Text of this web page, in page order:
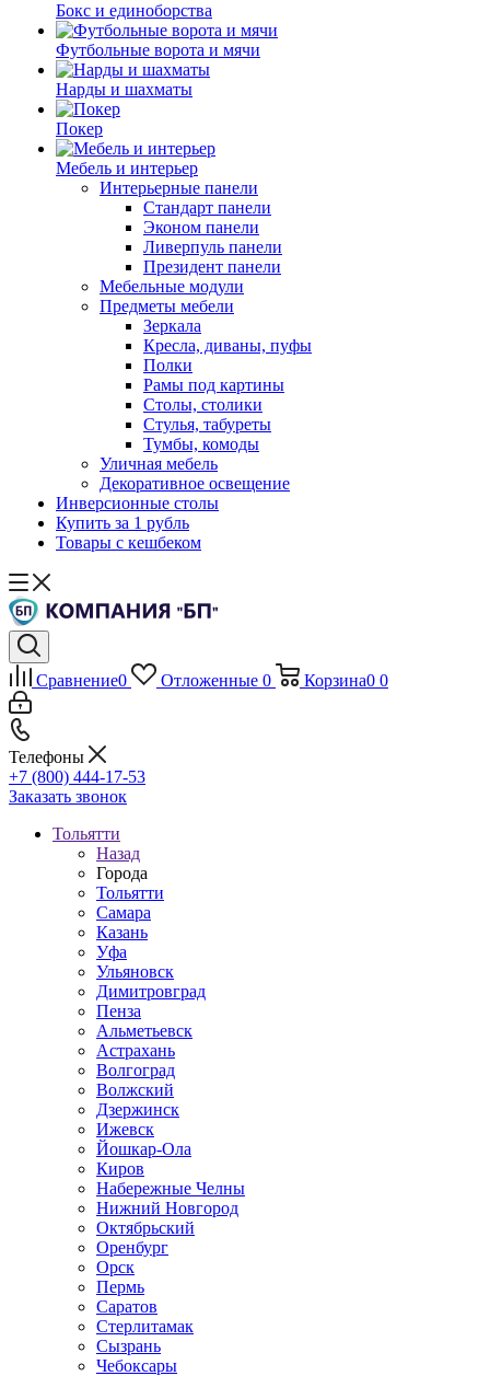
Бокс и единоборства
Футбольные ворота и мячи
Нарды и шахматы
Покер
Мебель и интерьер
Интерьерные панели
Стандарт панели
Эконом панели
Ливерпуль панели
Президент панели
Мебельные модули
Предметы мебели
Зеркала
Кресла, диваны, пуфы
Полки
Рамы под картины
Столы, столики
Стулья, табуреты
Тумбы, комоды
Уличная мебель
Декоративное освещение
Инверсионные столы
Купить за 1 рубль
Товары с кешбеком
Сравнение0 Отложенные 0 Корзина0 0
Телефоны
+7 (800) 444-17-53
Заказать звонок
Тольятти
Назад
Города
Тольятти
Самара
Казань
Уфа
Ульяновск
Димитровград
Пенза
Альметьевск
Астрахань
Волгоград
Волжский
Дзержинск
Ижевск
Йошкар-Ола
Киров
Набережные Челны
Нижний Новгород
Октябрьский
Оренбург
Орск
Пермь
Саратов
Стерлитамак
Сызрань
Чебоксары